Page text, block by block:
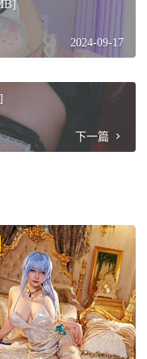
2024-09-17
下一篇